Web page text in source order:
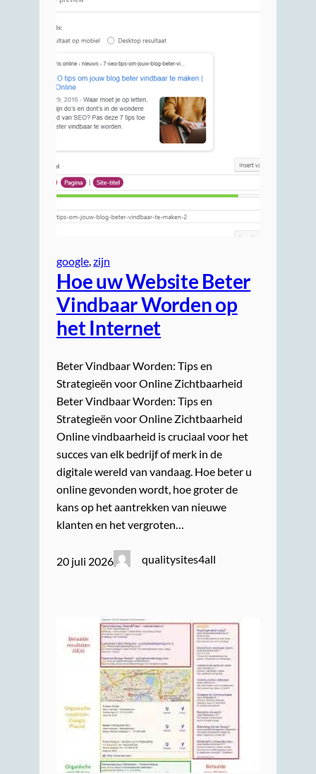
google, zijn
Hoe uw Website Beter
Vindbaar Worden op
het Internet
Beter Vindbaar Worden: Tips en
Strategieën voor Online Zichtbaarheid
Beter Vindbaar Worden: Tips en
Strategieën voor Online Zichtbaarheid
Online vindbaarheid is cruciaal voor het
succes van elk bedrijf of merk in de
digitale wereld van vandaag. Hoe beter u
online gevonden wordt, hoe groter de
kans op het aantrekken van nieuwe
klanten en het vergroten…
20 juli 2026 qualitysites4all